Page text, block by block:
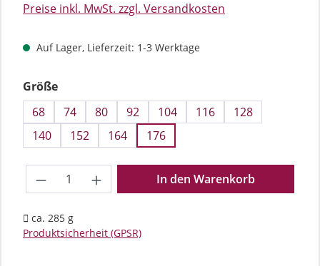
Preise inkl. MwSt. zzgl. Versandkosten
Auf Lager, Lieferzeit: 1-3 Werktage
Größeauswählen
68
74 80 92 104 116
128
140
152 164 176
Produkt Anzahl: Gib den
In den Warenkorb
ca. 285 g
Produktsicherheit (GPSR)